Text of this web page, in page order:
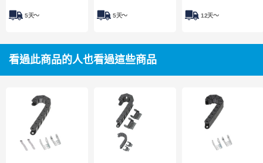
5天～ 5天～ 12天～
看過此商品的人也看過這些商品